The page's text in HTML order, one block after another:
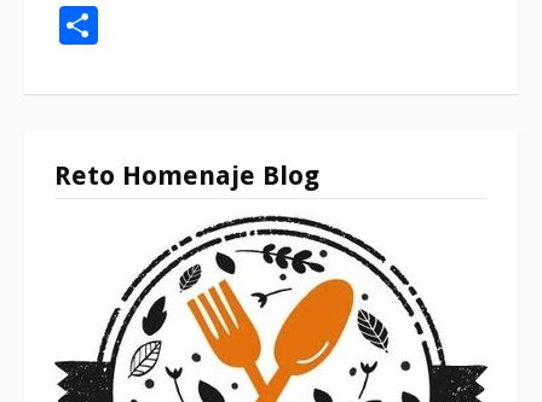
Reto Homenaje Blog